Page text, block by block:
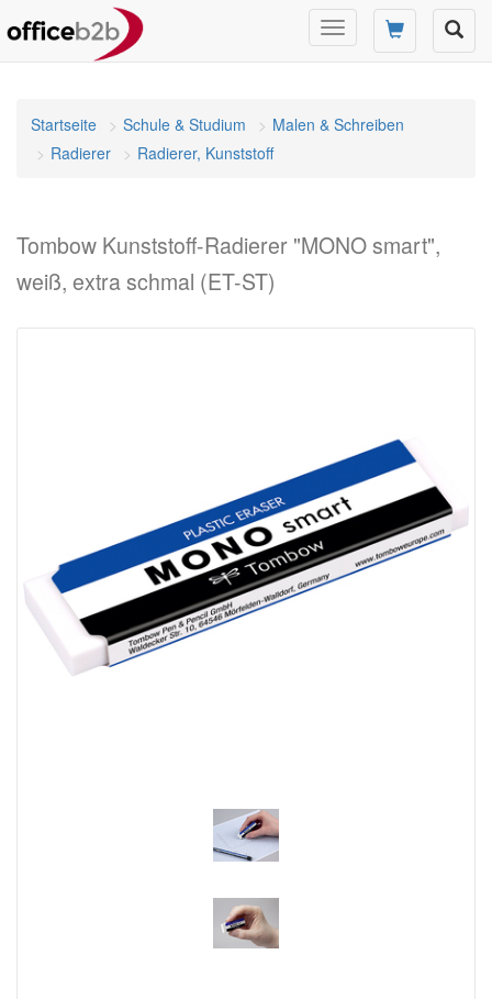
Navigation
umschalten
Startseite Schule & Studium
Malen & Schreiben
Radierer
Radierer, Kunststoff
Tombow Kunststoff-Radierer "MONO smart",
weiß, extra schmal (ET-ST)